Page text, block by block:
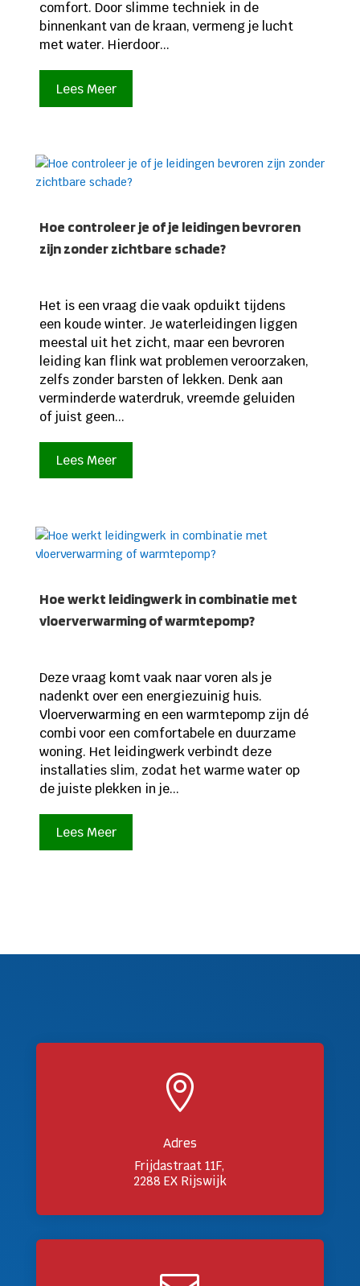
comfort. Door slimme techniek in de
binnenkant van de kraan, vermeng je lucht
met water. Hierdoor...
Lees Meer
Hoe controleer je of je leidingen bevroren
zijn zonder zichtbare schade?
Het is een vraag die vaak opduikt tijdens
een koude winter. Je waterleidingen liggen
meestal uit het zicht, maar een bevroren
leiding kan flink wat problemen veroorzaken,
zelfs zonder barsten of lekken. Denk aan
verminderde waterdruk, vreemde geluiden
of juist geen...
Lees Meer
Hoe werkt leidingwerk in combinatie met
vloerverwarming of warmtepomp?
Deze vraag komt vaak naar voren als je
nadenkt over een energiezuinig huis.
Vloerverwarming en een warmtepomp zijn dé
combi voor een comfortabele en duurzame
woning. Het leidingwerk verbindt deze
installaties slim, zodat het warme water op
de juiste plekken in je...
Lees Meer

Adres
Frijdastraat 11F,
2288 EX Rijswijk